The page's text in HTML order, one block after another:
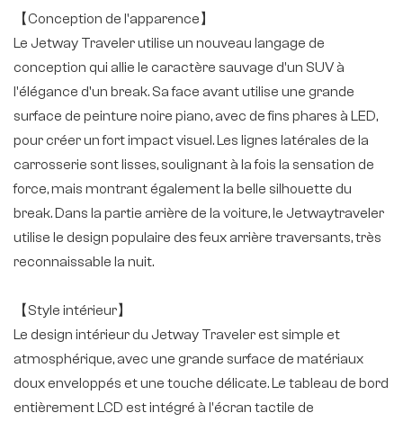
【Conception de l'apparence】
Le Jetway Traveler utilise un nouveau langage de
conception qui allie le caractère sauvage d'un SUV à
l'élégance d'un break. Sa face avant utilise une grande
surface de peinture noire piano, avec de fins phares à LED,
pour créer un fort impact visuel. Les lignes latérales de la
carrosserie sont lisses, soulignant à la fois la sensation de
force, mais montrant également la belle silhouette du
break. Dans la partie arrière de la voiture, le Jetwaytraveler
utilise le design populaire des feux arrière traversants, très
reconnaissable la nuit.
【Style intérieur】
Le design intérieur du Jetway Traveler est simple et
atmosphérique, avec une grande surface de matériaux
doux enveloppés et une touche délicate. Le tableau de bord
entièrement LCD est intégré à l'écran tactile de